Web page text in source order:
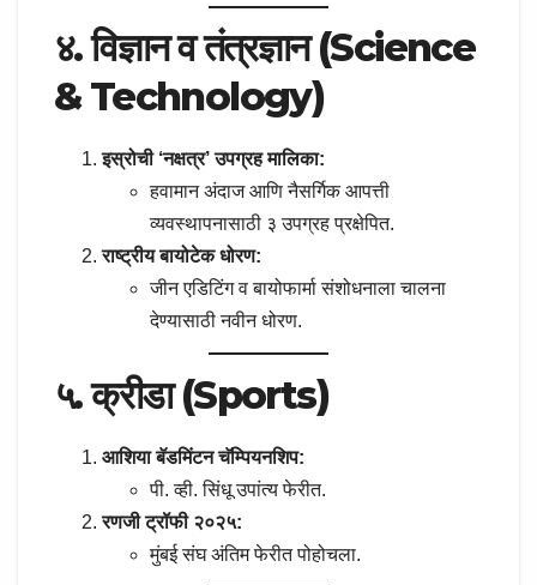
४. विज्ञान व तंत्रज्ञान (Science
& Technology)
इस्रोची ‘नक्षत्र’ उपग्रह मालिका:
हवामान अंदाज आणि नैसर्गिक आपत्ती
व्यवस्थापनासाठी ३ उपग्रह प्रक्षेपित.
राष्ट्रीय बायोटेक धोरण:
जीन एडिटिंग व बायोफार्मा संशोधनाला चालना
देण्यासाठी नवीन धोरण.
५. क्रीडा (Sports)
आशिया बॅडमिंटन चॅम्पियनशिप:
पी. व्ही. सिंधू उपांत्य फेरीत.
रणजी ट्रॉफी २०२५:
मुंबई संघ अंतिम फेरीत पोहोचला.